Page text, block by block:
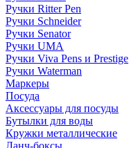
Ручки Ritter Pen
Ручки Schneider
Ручки Senator
Ручки UMA
Ручки Viva Pens и Prestige
Ручки Waterman
Маркеры
Посуда
Аксессуары для посуды
Бутылки для воды
Кружки металлические
Ланч-боксы